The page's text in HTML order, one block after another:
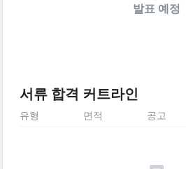
발표 예정
서류 합격 커트라인
유형 면적 공고